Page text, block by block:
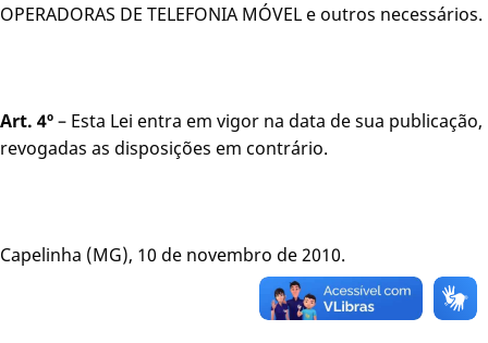
OPERADORAS DE TELEFONIA MÓVEL e outros necessários.
Art. 4º– Esta Lei entra em vigor na data de sua publicação,
revogadas as disposições em contrário.
Capelinha (MG), 10 de novembro de 2010.